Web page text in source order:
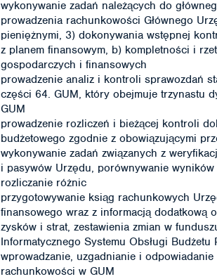
wykonywanie zadań należących do
prowadzenia rachunkowości Głównego
pieniężnymi, 3) dokonywania wstępnej
z planem finansowym, b) kompletności i
gospodarczych i finansowych
prowadzenie analiz i kontroli sprawozdań
części 64. GUM, który obejmuje trzynastu
GUM
prowadzenie rozliczeń i bieżącej kontroli
budżetowego zgodnie z obowiązującymi
wykonywanie zadań związanych z
i pasywów Urzędu, porównywanie
rozliczanie różnic
przygotowywanie ksiąg rachunkowych
finansowego wraz z informacją dodatkową
zysków i strat, zestawienia zmian w
Informatycznego Systemu Obsługi Budżetu
wprowadzanie, uzgadnianie i
rachunkowości w GUM